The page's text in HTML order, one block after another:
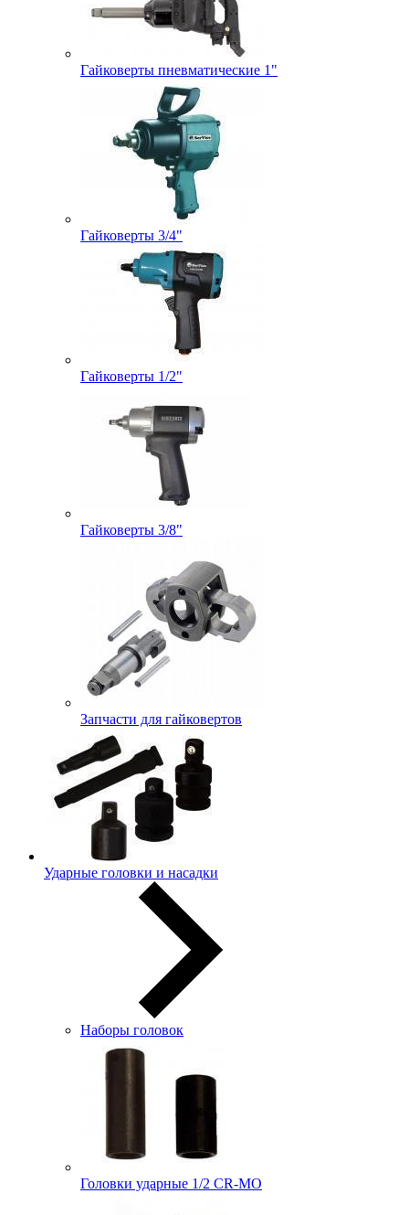
Гайковерты пневматические 1"
Гайковерты 3/4"
Гайковерты 1/2"
Гайковерты 3/8"
Запчасти для гайковертов
Ударные головки и насадки
Наборы головок
Головки ударные 1/2 CR-MO